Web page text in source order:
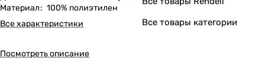
Материал: 100% полиэтилен
Все характеристики
Посмотреть описание
Все товары категории